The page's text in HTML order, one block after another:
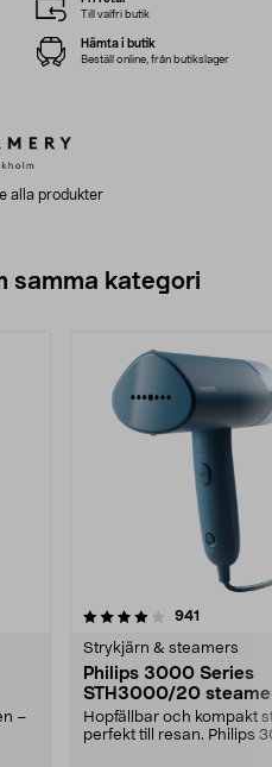
alla produkter
Till valfri butik
Hämta i butik
Beställ online, från butikslager
samma kategori
–
941
Strykjärn & steamers
Philips 3000 Series
STH3000/20
Hopfällbar och kompakt
perfekt till resan. Philips
4.0 av 5 stjärnor